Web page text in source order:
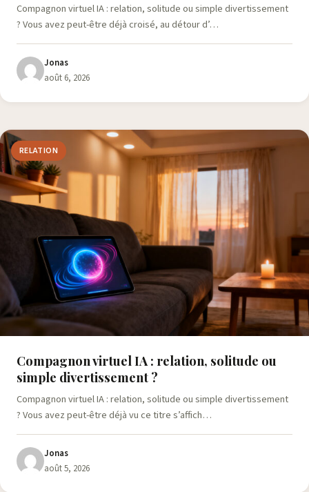
Compagnon virtuel IA : relation, solitude ou simple divertissement
? Vous avez peut-être déjà croisé, au détour d’…
Jonas
août 6, 2026
RELATION
Compagnon virtuel IA : relation, solitude ou
simple divertissement ?
Compagnon virtuel IA : relation, solitude ou simple divertissement
? Vous avez peut-être déjà vu ce titre s’affich…
Jonas
août 5, 2026